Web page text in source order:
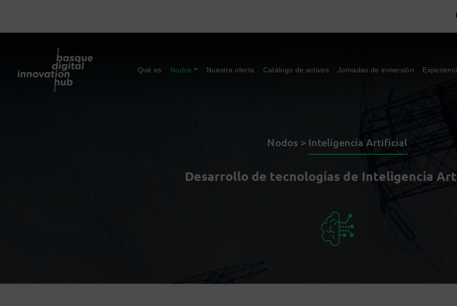
Qué es Nodos Nuestra oferta Catálogo de activos Jornadas de inmersión
Nodos > Inteligencia Artificial
Desarrollo de tecnologías de Inteligencia